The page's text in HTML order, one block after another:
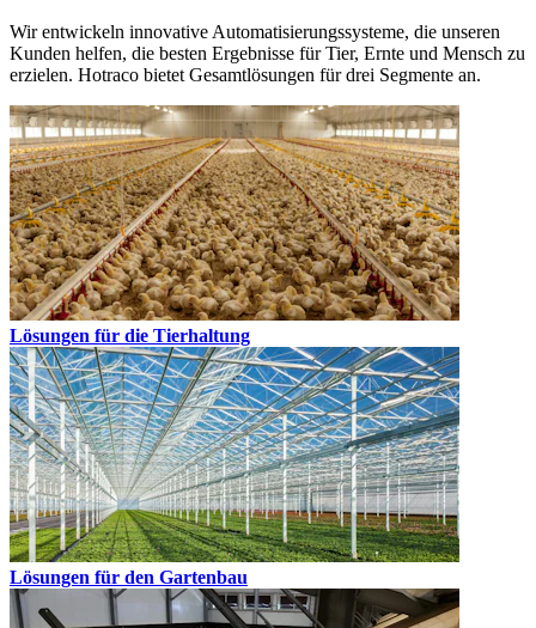
Wir entwickeln innovative Automatisierungssysteme, die unseren
Kunden helfen, die besten Ergebnisse für Tier, Ernte und Mensch zu
erzielen. Hotraco bietet Gesamtlösungen für drei Segmente an.
Lösungen für die Tierhaltung
Lösungen für den Gartenbau